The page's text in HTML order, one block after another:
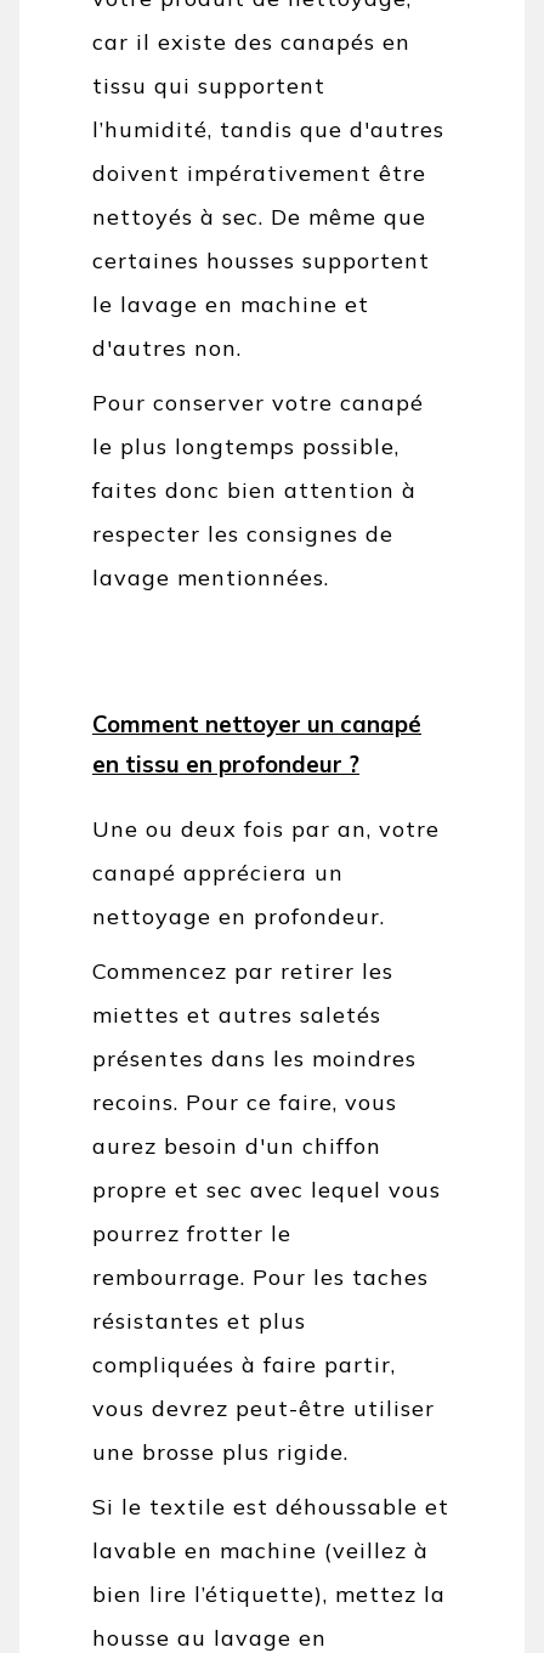
car il existe des canapés en
tissu qui supportent
l’humidité, tandis que d'autres
doivent impérativement être
nettoyés à sec. De même que
certaines housses supportent
le lavage en machine et
d'autres non.
Pour conserver votre canapé
le plus longtemps possible,
faites donc bien attention à
respecter les consignes de
lavage mentionnées.
Comment nettoyer un canapé
en tissu en profondeur ?
Une ou deux fois par an, votre
canapé appréciera un
nettoyage en profondeur.
Commencez par retirer les
miettes et autres saletés
présentes dans les moindres
recoins. Pour ce faire, vous
aurez besoin d'un chiffon
propre et sec avec lequel vous
pourrez frotter le
rembourrage. Pour les taches
résistantes et plus
compliquées à faire partir,
vous devrez peut-être utiliser
une brosse plus rigide.
Si le textile est déhoussable et
lavable en machine (veillez à
bien lire l’étiquette), mettez la
housse au lavage en